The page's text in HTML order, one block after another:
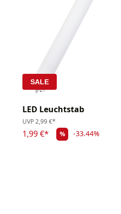
SALE
LED Leuchtstab
UVP2,99 €*
1,99 €* % -33.44%